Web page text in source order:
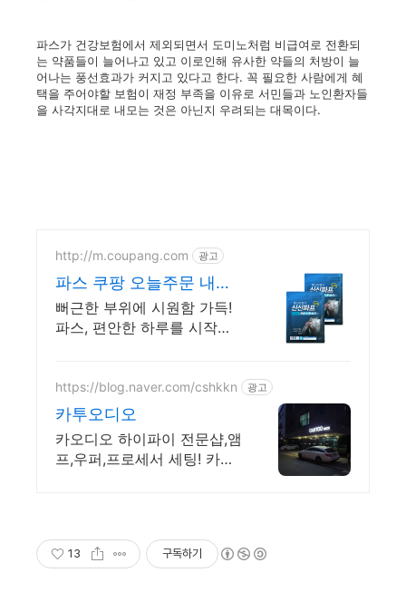
파스가 건강보험에서 제외되면서 도미노처럼 비급여로 전환되
는 약품들이 늘어나고 있고 이로인해 유사한 약들의 처방이 늘
어나는 풍선효과가 커지고 있다고 한다. 꼭 필요한 사람에게 혜
택을 주어야할 보험이 재정 부족을 이유로 서민들과 노인환자들
을 사각지대로 내모는 것은 아닌지 우려되는 대목이다.
http://m.coupang.com 광고
파스 쿠팡 오늘주문 내일
도착 로켓배송
뻐근한 부위에 시원함 가득!
파스, 편안한 하루를 시작하
편해요.
https://blog.naver.com/cshkkn 광고
카투오디오
카오디오 하이파이 전문샵,앰
프,우퍼,프로세서 세팅! 카오
13 구독하기